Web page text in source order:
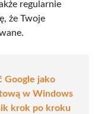
regularnie
że Twoje
Google jako
w Windows
krok po kroku